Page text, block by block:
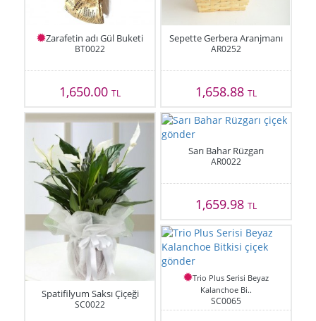
Zarafetin adı Gül Buketi
BT0022
1,650.00TL
Sepette Gerbera Aranjmanı
AR0252
1,658.88 TL
Spatifilyum Saksı Çiçeği
SC0022
Sarı Bahar Rüzgarı
AR0022
1,659.98 TL
Trio Plus Serisi Beyaz
Kalanchoe Bi..
SC0065